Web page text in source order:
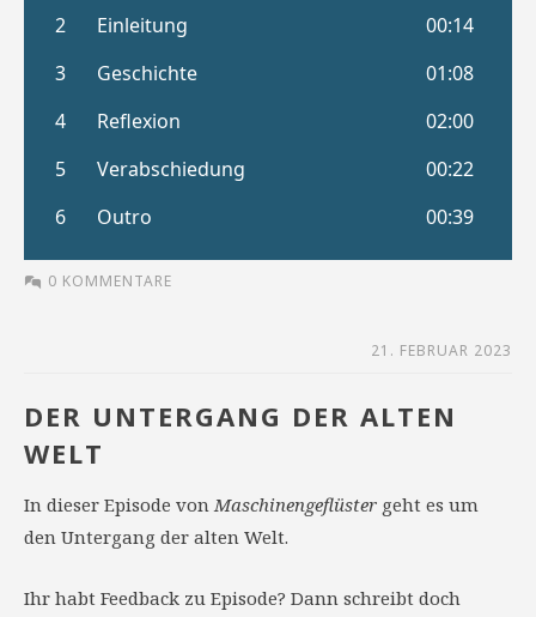
0 KOMMENTARE
21. FEBRUAR 2023
DER UNTERGANG DER ALTEN
WELT
In dieser Episode vonMaschinengeflüster geht es um
den Untergang der alten Welt.
Ihr habt Feedback zu Episode? Dann schreibt doch